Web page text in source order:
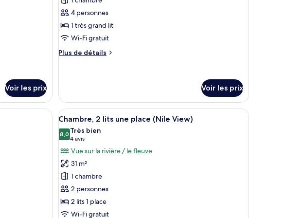
Living
Area
Voir les prix
ce
type
de
chambre :
Chambre
4 personnes
1 très grand lit
Wi-Fi gratuit
Plus de détails
Plus
type
de
chambre
Chambre
Familiale
Voir les prix
comprenant un lit, un bureau avec une télévision, une chaise, une table et un balcon avec
Afficher
toutes
les
photos
pour
ce
type
de
chambre :
Chambre,
Une chambre d’hôtel avec un lit, un bureau
7
Chambre, 2 lits une place (Nile View)
8,08,0 sur 10
Très bien
4 avis
(4 avis)
Vue sur la rivière / le fleuve
31 m²
1 chambre
2 personnes
2 lits 1 place
Wi-Fi gratuit